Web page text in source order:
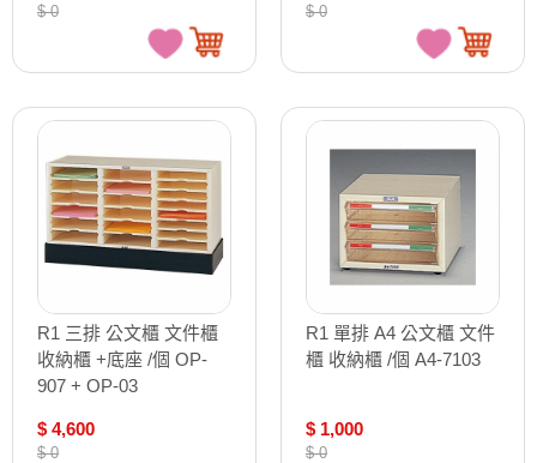
$ 0 $ 0
R1 三排 公文櫃 文件櫃
收納櫃 +底座 /個 OP-
907 + OP-03
$ 4,600
$ 0
R1 單排 A4 公文櫃 文件
櫃 收納櫃 /個 A4-7103
$ 1,000
$ 0